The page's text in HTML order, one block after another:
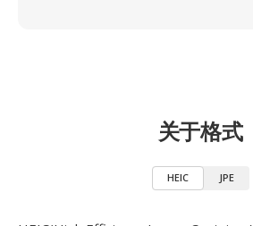
关于格式
HEIC JPE